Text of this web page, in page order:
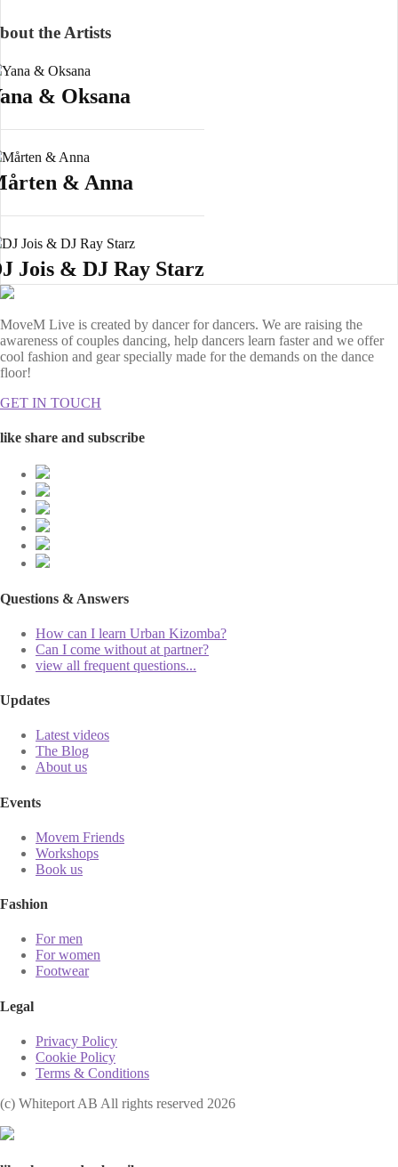
the Artists
& Oksana
& Anna
Jois & DJ Ray Starz
MoveM Live is created by dancer for dancers. We are raising the
awareness of couples dancing, help dancers learn faster and we offer
cool fashion and gear specially made for the demands on the dance
floor!
GET IN TOUCH
like share and subscribe
Questions & Answers
How can I learn Urban Kizomba?
Can I come without at partner?
view all frequent questions...
Updates
Latest videos
The Blog
About us
Events
Movem Friends
Workshops
Book us
Fashion
For men
For women
Footwear
Legal
Privacy Policy
Cookie Policy
Terms & Conditions
(с) Whiteport AB All rights reserved 2026